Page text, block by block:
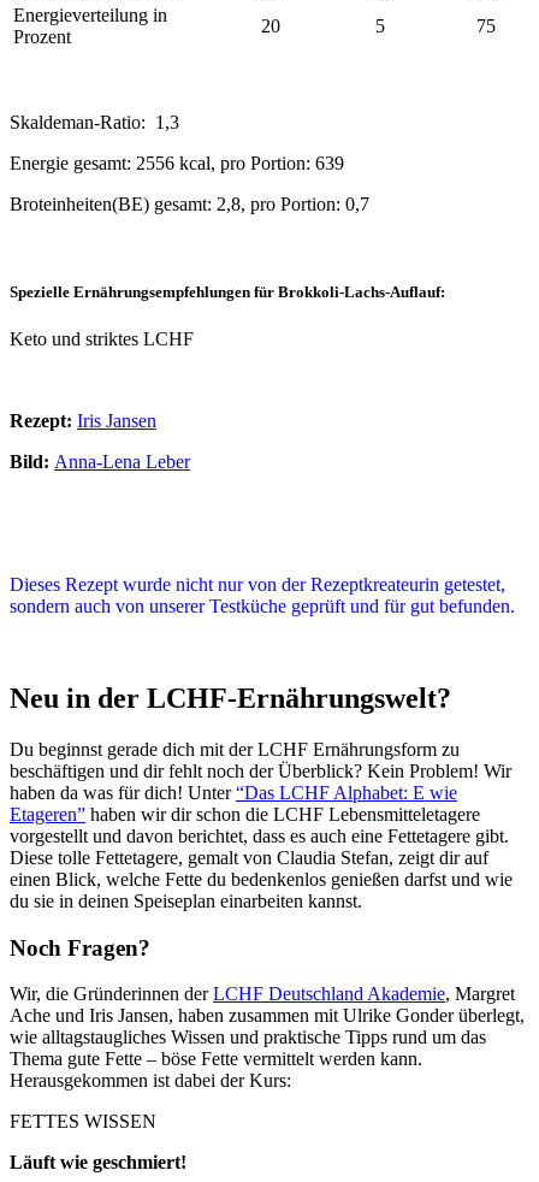
Energieverteilung in
Prozent
20 5 75
Skaldeman-Ratio: 1,3
Energie gesamt: 2556 kcal, pro Portion: 639
Broteinheiten(BE) gesamt: 2,8, pro Portion: 0,7
Spezielle Ernährungsempfehlungen für Brokkoli-Lachs-Auflauf:
Keto und striktes LCHF
Rezept: Iris Jansen
Bild: Anna-Lena Leber
Dieses Rezept wurde nicht nur von der Rezeptkreateurin getestet,
sondern auch von unserer Testküche geprüft und für gut befunden.
Neu in der LCHF-Ernährungswelt?
Du beginnst gerade dich mit der LCHF Ernährungsform zu
beschäftigen und dir fehlt noch der Überblick? Kein Problem! Wir
haben da was für dich! Unter“Das LCHF Alphabet: E wie
Etageren” haben wir dir schon die LCHF Lebensmitteletagere
vorgestellt und davon berichtet, dass es auch eine Fettetagere gibt.
Diese tolle Fettetagere, gemalt von Claudia Stefan, zeigt dir auf
einen Blick, welche Fette du bedenkenlos genießen darfst und wie
du sie in deinen Speiseplan einarbeiten kannst.
Noch Fragen?
Wir, die Gründerinnen derLCHF Deutschland Akademie, Margret
Ache und Iris Jansen, haben zusammen mit Ulrike Gonder überlegt,
wie alltagstaugliches Wissen und praktische Tipps rund um das
Thema gute Fette – böse Fette vermittelt werden kann.
Herausgekommen ist dabei der Kurs:
FETTES WISSEN
Läuft wie geschmiert!